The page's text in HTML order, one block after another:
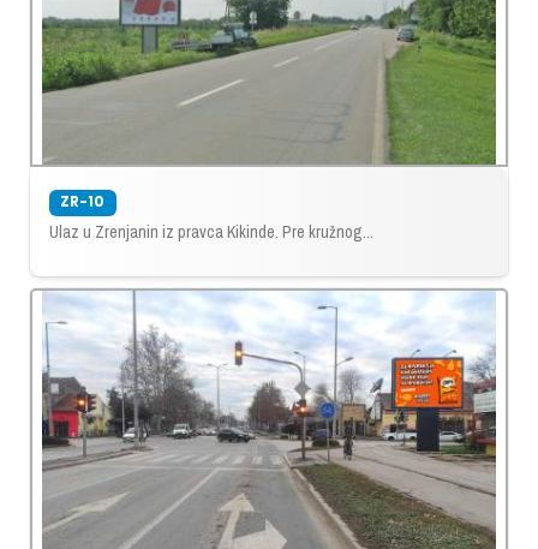
ZR-10
Ulaz u Zrenjanin iz pravca Kikinde. Pre kružnog...